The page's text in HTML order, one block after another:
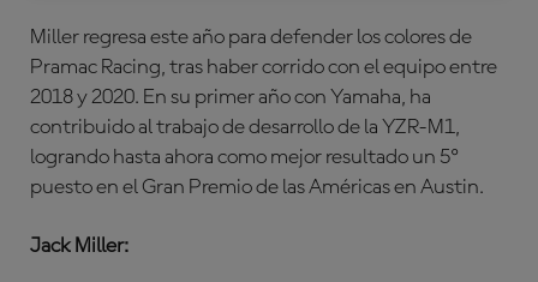
Miller regresa este año para defender los colores de
Pramac Racing, tras haber corrido con el equipo entre
2018 y 2020. En su primer año con Yamaha, ha
contribuido al trabajo de desarrollo de la YZR-M1,
logrando hasta ahora como mejor resultado un 5º
puesto en el Gran Premio de las Américas en Austin.
Jack Miller: